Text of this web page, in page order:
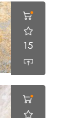
15